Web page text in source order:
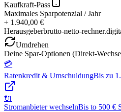
Kaufkraft-Pass
Maximales Sparpotenzial / Jahr
+ 1.940,00 €
Herausgeberbrutto-netto-
Umdrehen
Deine Spar-Optionen (Direkt-
💳
Ratenkredit & UmschuldungBis zu
🔌
Stromanbieter wechselnBis to 500 €